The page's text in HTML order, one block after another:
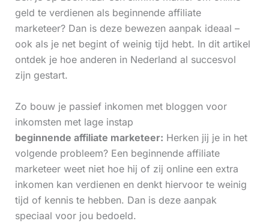
geld te verdienen als beginnende affiliate
marketeer? Dan is deze bewezen aanpak ideaal –
ook als je net begint of weinig tijd hebt. In dit artikel
ontdek je hoe anderen in Nederland al succesvol
zijn gestart.
Zo bouw je passief inkomen met bloggen voor
inkomsten met lage instap
beginnende affiliate marketeer: Herken jij je in het
volgende probleem? Een beginnende affiliate
marketeer weet niet hoe hij of zij online een extra
inkomen kan verdienen en denkt hiervoor te weinig
tijd of kennis te hebben. Dan is deze aanpak
speciaal voor jou bedoeld.